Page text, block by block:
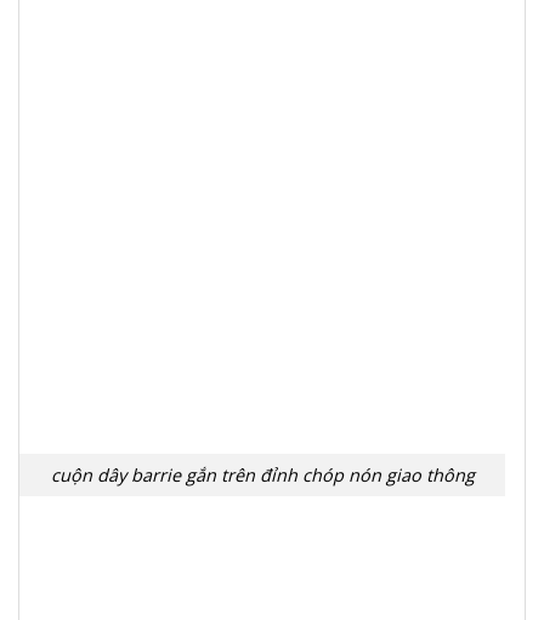
cuộn dây barrie gắn trên đỉnh chóp nón giao thông